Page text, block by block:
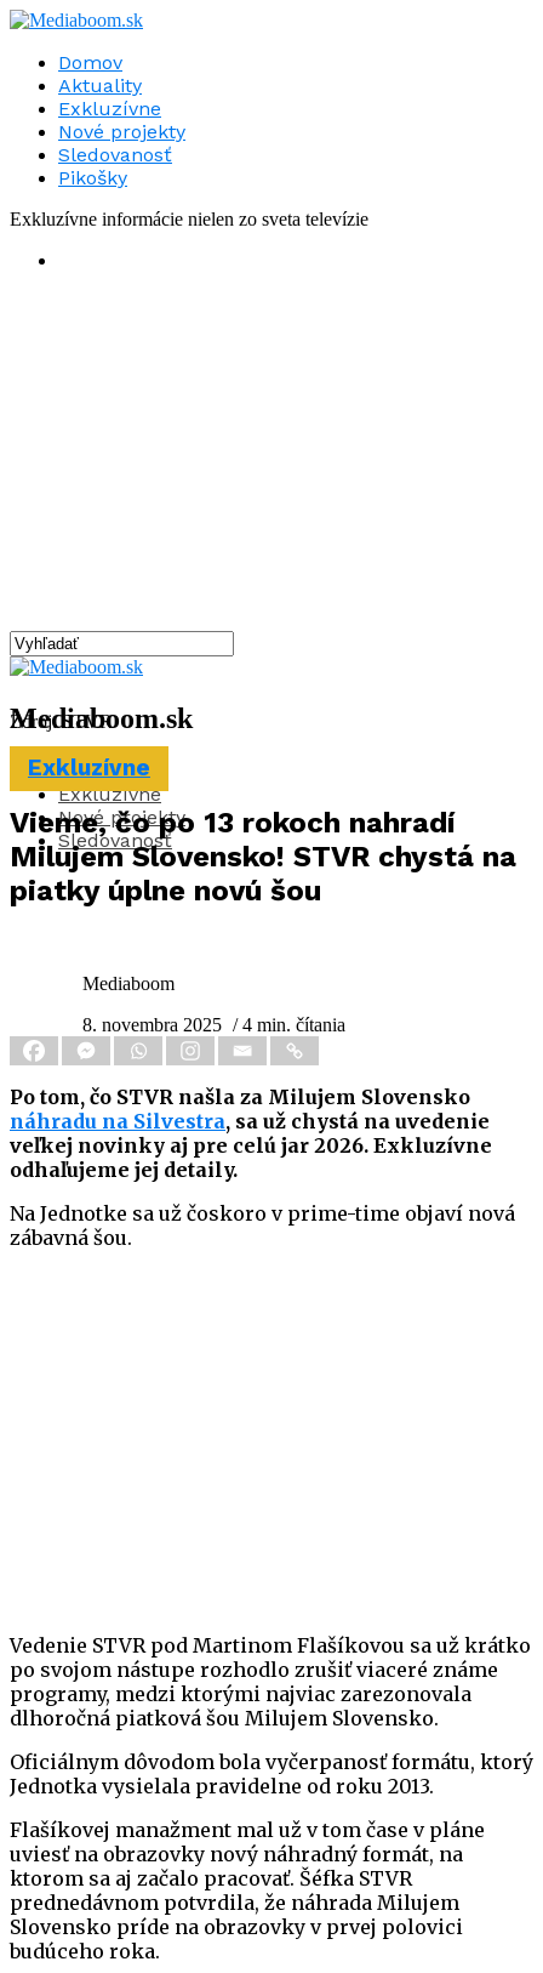
Domov
Aktuality
Exkluzívne
Nové projekty
Sledovanosť
Pikošky
Exkluzívne informácie nielen zo sveta televízie
Mediaboom.sk
Aktuality
Exkluzívne
Nové projekty
Sledovanosť
Zdroj: STVR
Exkluzívne
Vieme, čo po 13 rokoch nahradí
Milujem Slovensko! STVR chystá na
piatky úplne novú šou
Mediaboom
8. novembra 2025 / 4 min. čítania
Po tom, čo STVR našla za Milujem Slovensko
náhradu na Silvestra, sa už chystá na uvedenie
veľkej novinky aj pre celú jar 2026. Exkluzívne
odhaľujeme jej detaily.
Na Jednotke sa už čoskoro v prime-time objaví nová
zábavná šou.
Vedenie STVR pod Martinom Flašíkovou sa už krátko
po svojom nástupe rozhodlo zrušiť viaceré známe
programy, medzi ktorými najviac zarezonovala
dlhoročná piatková šou Milujem Slovensko.
Oficiálnym dôvodom bola vyčerpanosť formátu, ktorý
Jednotka vysielala pravidelne od roku 2013.
Flašíkovej manažment mal už v tom čase v pláne
uviesť na obrazovky nový náhradný formát, na
ktorom sa aj začalo pracovať. Šéfka STVR
prednedávnom potvrdila, že náhrada Milujem
Slovensko príde na obrazovky v prvej polovici
budúceho roka.